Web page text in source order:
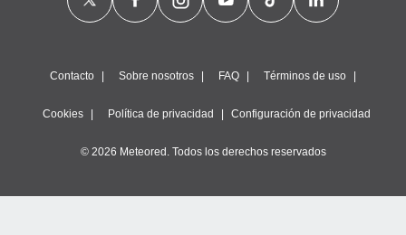
Contacto Sobre nosotros FAQ Términos de uso
Cookies Política de privacidad Configuración de privacidad
© 2026 Meteored. Todos los derechos reservados